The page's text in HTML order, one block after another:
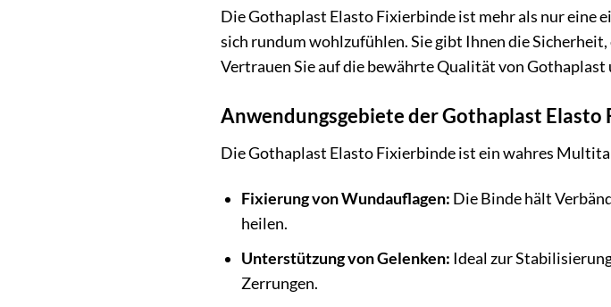
Die Gothaplast Elasto Fixierbinde ist mehr als nur eine
sich rundum wohlzufühlen. Sie gibt Ihnen die
Vertrauen Sie auf die bewährte Qualität von Gothaplast
Anwendungsgebiete der Gothaplast Elasto
Die Gothaplast Elasto Fixierbinde ist ein wahres
Fixierung von Wundauflagen: Die Binde hält
heilen.
Unterstützung von Gelenken: Ideal zur
Zerrungen.